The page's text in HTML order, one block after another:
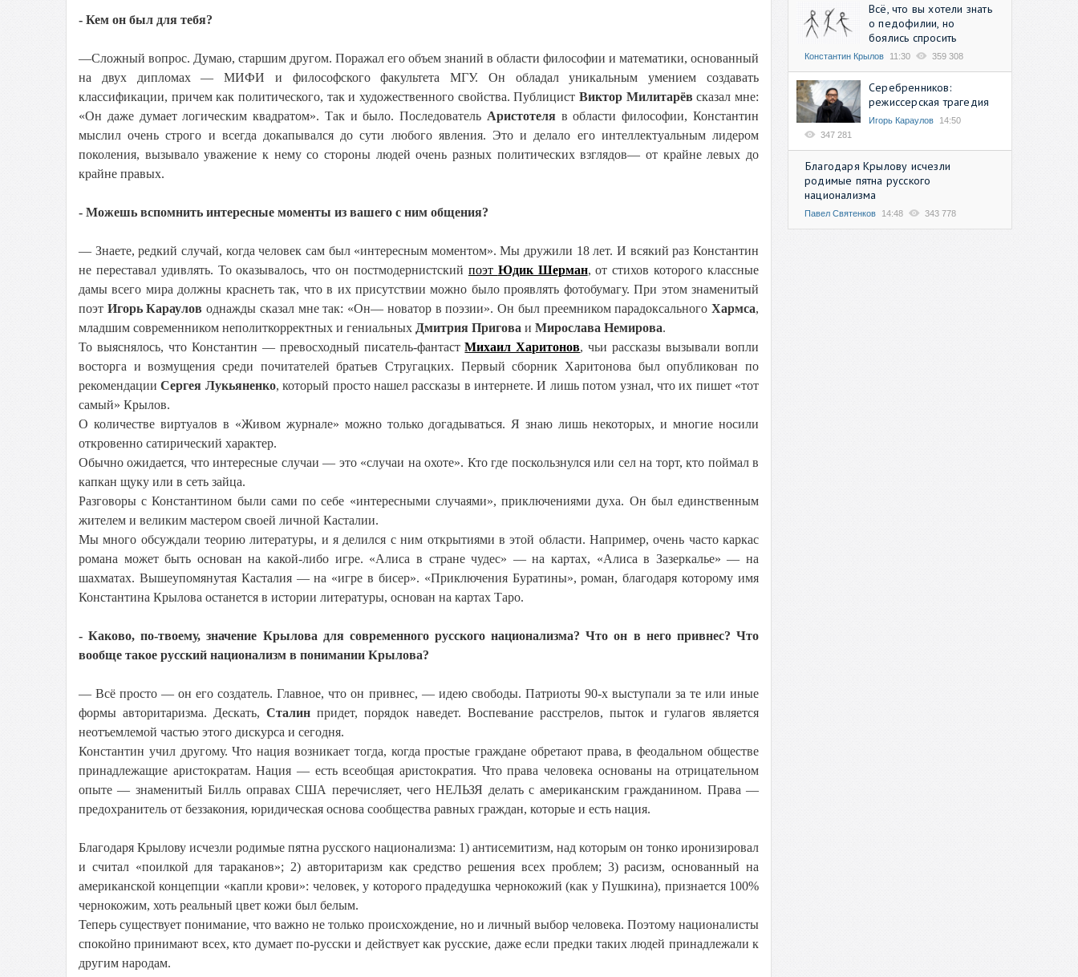
- Кем он был для тебя?
—Сложный вопрос. Думаю, старшим другом. Поражал его объем знаний в области философии и математики, основанный
на двух дипломах — МИФИ и философского факультета МГУ. Он обладал уникальным умением создавать
классификации, причем как политического, так и художественного свойства. Публицист Виктор Милитарёвсказал мне:
«Он даже думает логическим квадратом». Так и было. Последователь Аристотеля в области философии, Константин
мыслил очень строго и всегда докапывался до сути любого явления. Это и делало его интеллектуальным лидером
поколения, вызывало уважение к нему со стороны людей очень разных политических взглядов— от крайне левых до
крайне правых.
- Можешь вспомнить интересные моменты из вашего с ним общения?
— Знаете, редкий случай, когда человек сам был «интересным моментом». Мы дружили 18 лет. И всякий раз Константин
не переставал удивлять. То оказывалось, что он постмодернистский поэт Юдик Шерман, от стихов которого классные
дамы всего мира должны краснеть так, что в их присутствии можно было проявлять фотобумагу. При этом знаменитый
поэт Игорь Карауловоднажды сказал мне так: «Он— новатор в поэзии». Он был преемником парадоксальногоХармса,
младшим современником неполиткорректных и гениальных Дмитрия Пригова и Мирослава Немирова.
То выяснялось, что Константин — превосходный писатель-фантастМихаил Харитонов, чьи рассказы вызывали вопли
восторга и возмущения среди почитателей братьев Стругацких. Первый сборник Харитонова был опубликован по
рекомендацииСергея Лукьяненко, который просто нашел рассказы в интернете. И лишь потом узнал, что их пишет «тот
самый» Крылов.
О количестве виртуалов в «Живом журнале» можно только догадываться. Я знаю лишь некоторых, и многие носили
откровенно сатирический характер.
Обычно ожидается, что интересные случаи — это «случаи на охоте». Кто где поскользнулся или сел на торт, кто поймал в
капкан щуку или в сеть зайца.
Разговоры с Константином были сами по себе «интересными случаями», приключениями духа. Он был единственным
жителем и великим мастером своей личной Касталии.
Мы много обсуждали теорию литературы, и я делился с ним открытиями в этой области. Например, очень часто каркас
романа может быть основан на какой-либо игре. «Алиса в стране чудес» — на картах, «Алиса в Зазеркалье» — на
шахматах. Вышеупомянутая Касталия — на «игре в бисер». «Приключения Буратины», роман, благодаря которому имя
Константина Крылова останется в истории литературы, основан на картах Таро.
- Каково, по-твоему, значение Крылова для современного русского национализма? Что он в него привнес? Что
вообще такое русский национализм в понимании Крылова?
— Всё просто — он его создатель. Главное, что он привнес, — идею свободы. Патриоты 90-х выступали за те или иные
формы авторитаризма. Дескать,Сталинпридет, порядок наведет. Воспевание расстрелов, пыток и гулагов является
неотъемлемой частью этого дискурса и сегодня.
Константин учил другому. Что нация возникает тогда, когда простые граждане обретают права, в феодальном обществе
принадлежащие аристократам. Нация — есть всеобщая аристократия. Что права человека основаны на отрицательном
опыте — знаменитый Билль оправах США перечисляет, чего НЕЛЬЗЯ делать с американским гражданином. Права —
предохранитель от беззакония, юридическая основа сообщества равных граждан, которые и есть нация.
Благодаря Крылову исчезли родимые пятна русского национализма: 1) антисемитизм, над которым он тонко иронизировал
и считал «поилкой для тараканов»; 2) авторитаризм как средство решения всех проблем; 3) расизм, основанный на
американской концепции «капли крови»: человек, у которого прадедушка чернокожий (как у Пушкина), признается 100%
чернокожим, хоть реальный цвет кожи был белым.
Теперь существует понимание, что важно не только происхождение, но и личный выбор человека. Поэтому националисты
спокойно принимают всех, кто думает по-русски и действует как русские, даже если предки таких людей принадлежали к
другим народам.
Всё, что вы хотели знать
о педофилии, но
боялись спросить
Константин Крылов 11:30 359 308
Серебренников:
режиссерская трагедия
Игорь Караулов
14:50
347 281
Благодаря Крылову исчезли
родимые пятна русского
национализма
Павел Святенков 14:48 343 778